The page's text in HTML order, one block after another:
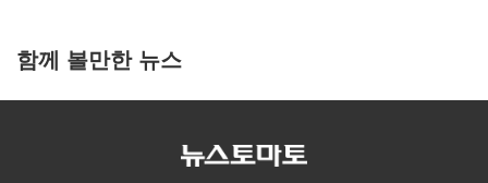
함께 볼만한 뉴스